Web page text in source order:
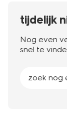
tijdelijk
Nog even
snel te
zoek nog